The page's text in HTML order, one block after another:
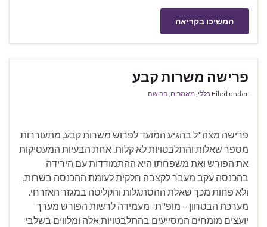
המשיכו בקריאה
פרישה משרות קבע
Filed underכללי,מאמרים,פרישה
פרישה מצה"ל בהגיע המועד לפרוש משרות קבע, מתעוררות
מספר שאלות והתלבטויות לא קלות. אחת הבעיות המעסיקות
את הפורש ואת משפחתו היא ההתמודדות עם הירידה
בהכנסה עקב מעבר לקצבה חלקית לעומת ההכנסה בשרות,
ולא פחות מכך שאלת ההסתגלות והקליטה במגזר האזרחי.
מערכת הבטחון – מופ"ת -מעמידה לרשות הפורש מערך
יועצים מומחים המסייעים בהתלבטויות אלה ומלווים בשלבי